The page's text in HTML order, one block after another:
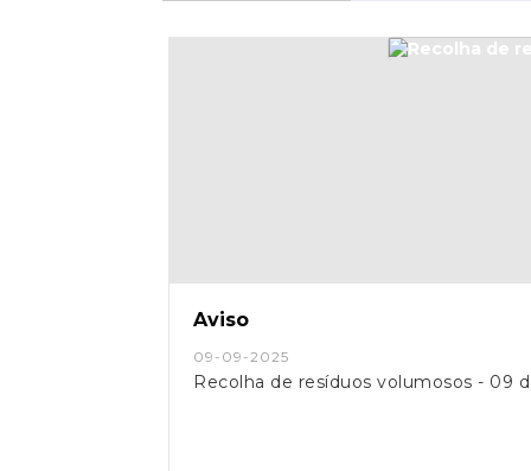
Aviso
09-09-2025
Recolha de resíduos volumosos - 09